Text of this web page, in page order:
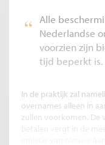
Alle
Nederlandse
voorzien zijn
tijd beperkt is.
In de praktijk zal
overnames alleen in
zullen voorkomen. De